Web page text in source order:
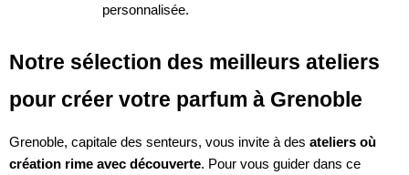
personnalisée.
Notre sélection des meilleurs ateliers
pour créer votre parfum à Grenoble
Grenoble, capitale des senteurs, vous invite à des ateliers où
création rime avec découverte. Pour vous guider dans ce